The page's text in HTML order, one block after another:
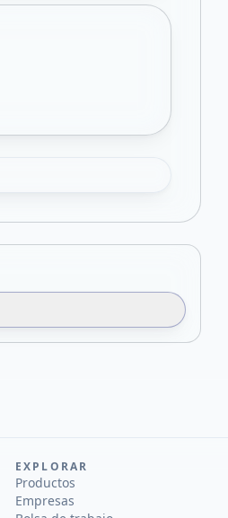
EXPLORAR
Productos
Empresas